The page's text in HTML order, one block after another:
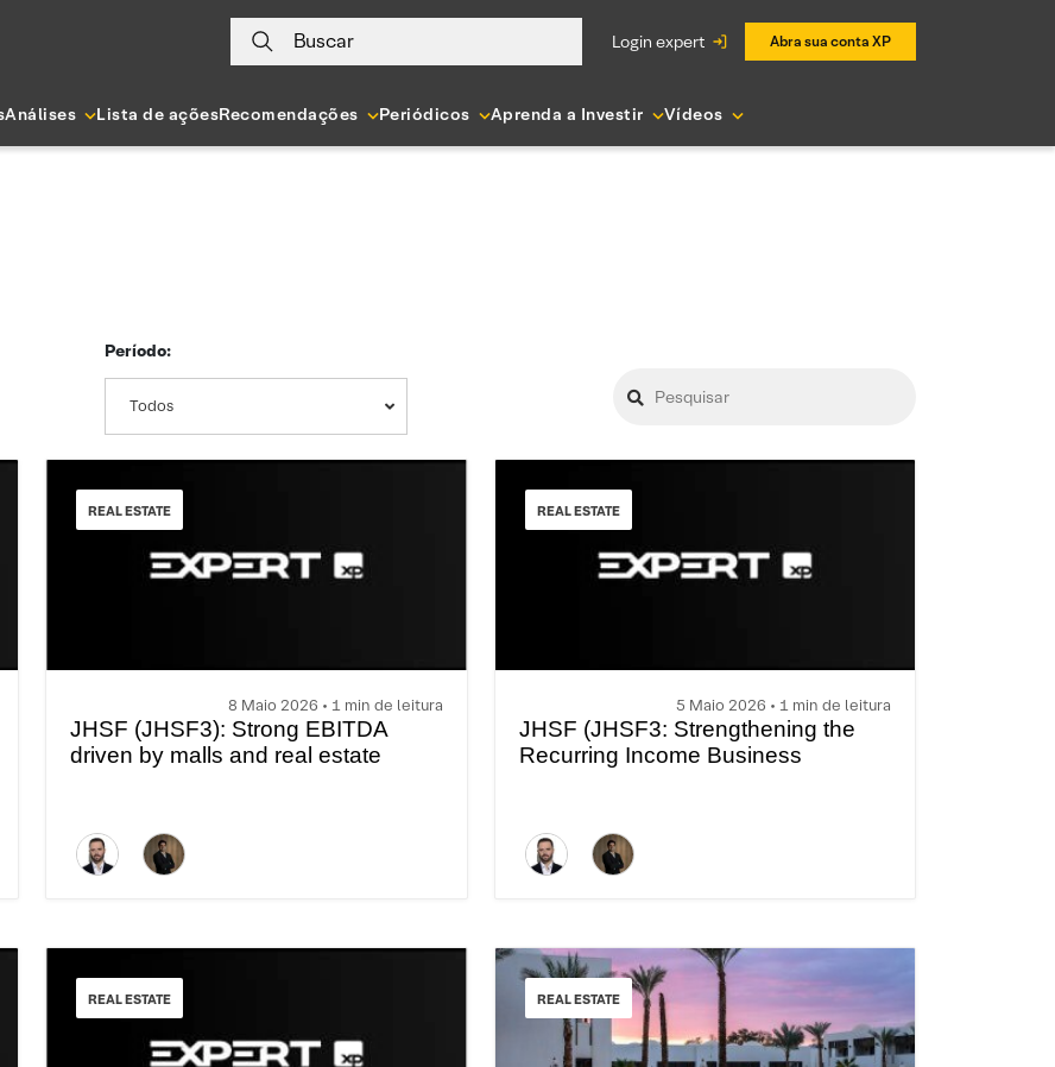
Buscar login expert Abra sua conta XP
Análises Lista de açõesRecomendações Periódicos Aprenda a Investir Vídeos
Período:
Todos
REAL ESTATE
8 Maio 2026 • 1 min de leitura
JHSF (JHSF3): Strong EBITDA
driven by malls and real estate
REAL ESTATE
5 Maio 2026 • 1 min de leitura
JHSF (JHSF3: Strengthening the
Recurring Income Business
REAL ESTATE REAL ESTATE